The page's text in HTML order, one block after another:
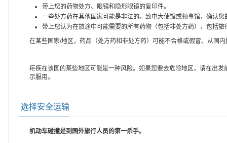
带上您的药物处方、眼镜和隐形眼镜的复印件。
一些处方药在其他国家可能是非法的。致电大使馆或领事馆，确认
带上您认为在旅途中可能需要的所有药物（包括非处方药），包括
在某些国家/地区，药品（处方药和非处方药）可能不合格或假冒。从国
疟疾在该国的某些地区可能是一种风险。如果您要去危险地区，请在出
示服用。
选择安全运输
机动车碰撞是到国外旅行人员的第一杀手。